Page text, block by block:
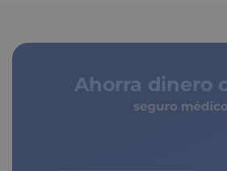
Ahorra dinero
seguro